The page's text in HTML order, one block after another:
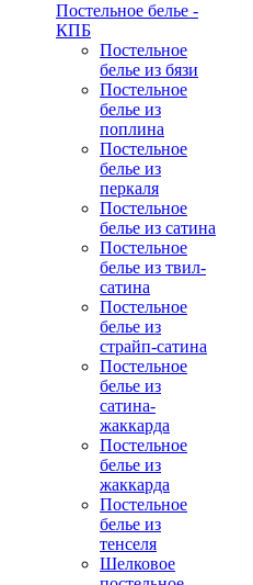
Постельное белье -
КПБ
Постельное
белье из бязи
Постельное
белье из
поплина
Постельное
белье из
перкаля
Постельное
белье из сатина
Постельное
белье из твил-
сатина
Постельное
белье из
страйп-сатина
Постельное
белье из
сатина-
жаккарда
Постельное
белье из
жаккарда
Постельное
белье из
тенселя
Шелковое